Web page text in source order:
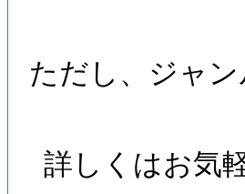
ただし、ジャ
詳しくはお気